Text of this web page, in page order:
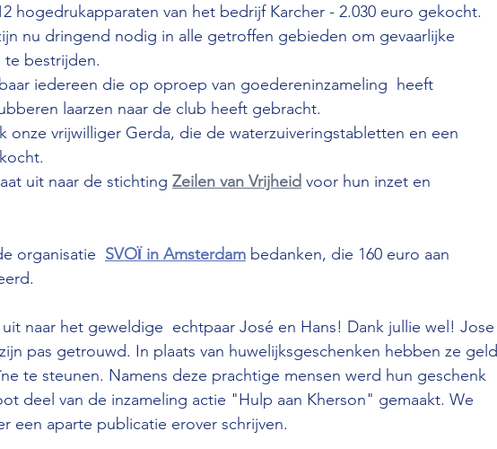
hogedrukapparaten van het bedrijf Karcher - 2.030 euro gekocht.
nu dringend nodig in alle getroffen gebieden om gevaarlijke
te bestrijden.
iedereen die op oproep van goedereninzameling  heeft
laarzen naar de club heeft gebracht.
onze vrijwilliger Gerda, die de waterzuiveringstabletten en een
uit naar de stichting Zeilen van Vrijheid voor hun inzet en
organisatie SVOЇ in Amsterdam bedanken, die 160 euro aan
naar het geweldige  echtpaar José en Hans! Dank jullie wel! Jose
pas getrouwd. In plaats van huwelijksgeschenken hebben ze geld
te steunen. Namens deze prachtige mensen werd hun geschenk
deel van de inzameling actie "Hulp aan Kherson" gemaakt. We
een aparte publicatie erover schrijven.